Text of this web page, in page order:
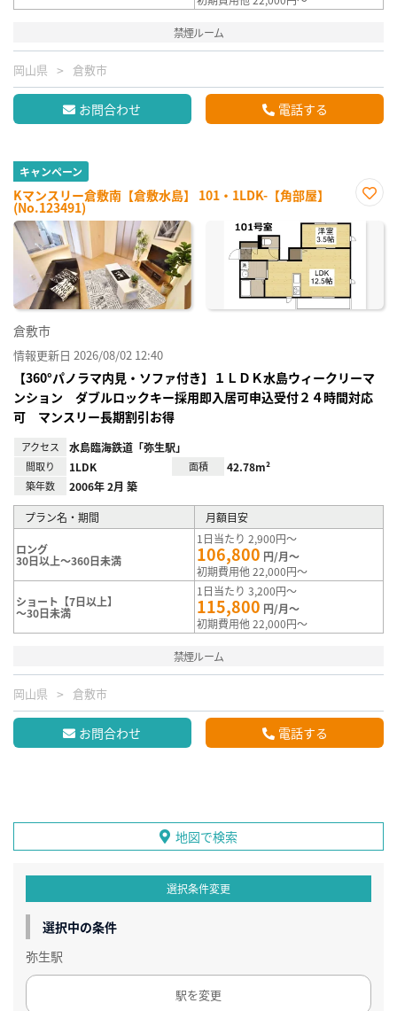
禁煙ルーム
岡山県 倉敷市
お問合わせ 電話する
キャンペーン
Kマンスリー倉敷南【倉敷水島】 101・1LDK-【角部屋】
(No.123491)
に入
倉敷市
情報更新日 2026/08/02 12:40
【360°パノラマ内見・ソファ付き】１ＬＤＫ水島ウィークリーマ
ンション ダブルロックキー採用即入居可申込受付２４時間対応
可 マンスリー長期割引お得
アクセス 水島臨海鉄道「弥生駅」
間取り 1LDK 面積 42.78m²
築年数 2006年 2月 築
プラン名・期間 月額目安
ロング
30日以上～360日未満
1日当たり 2,900円～
106,800 円/月～
初期費用他 22,000円～
ショート【7日以上】
～30日未満
1日当たり 3,200円～
115,800 円/月～
初期費用他 22,000円～
禁煙ルーム
岡山県 倉敷市
お問合わせ 電話する
地図で検索
選択条件変更
選択中の条件
弥生駅
駅を変更